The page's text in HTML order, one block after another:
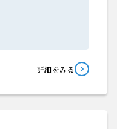
詳細をみる